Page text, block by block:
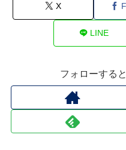
X
LINE
フォローする